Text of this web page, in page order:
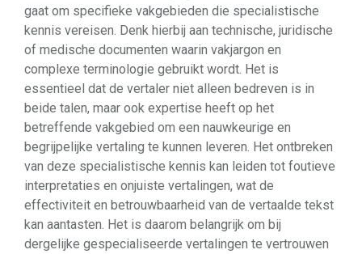
gaat om specifieke vakgebieden die specialistische
kennis vereisen. Denk hierbij aan technische, juridische
of medische documenten waarin vakjargon en
complexe terminologie gebruikt wordt. Het is
essentieel dat de vertaler niet alleen bedreven is in
beide talen, maar ook expertise heeft op het
betreffende vakgebied om een nauwkeurige en
begrijpelijke vertaling te kunnen leveren. Het ontbreken
van deze specialistische kennis kan leiden tot foutieve
interpretaties en onjuiste vertalingen, wat de
effectiviteit en betrouwbaarheid van de vertaalde tekst
kan aantasten. Het is daarom belangrijk om bij
dergelijke gespecialiseerde vertalingen te vertrouwen